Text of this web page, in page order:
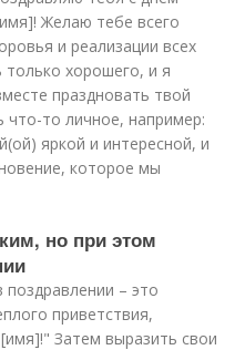
Желаю тебе всего
и реализации всех
хорошего, и я
праздновать твой
то личное, например:
яркой и интересной, и
которое мы
но при этом
– это
приветствия,
Затем выразить свои